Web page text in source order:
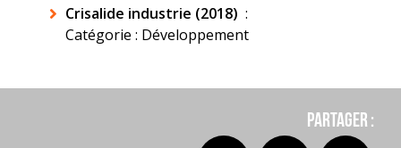
Crisalide industrie (2018) :
Catégorie : Développement
Partager :